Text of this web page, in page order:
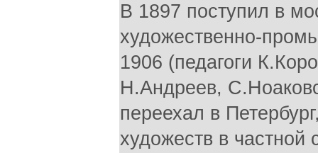
В 1897 поступил в
художественно-
1906 (педагоги
Н.Андреев,
переехал в
художеств в частной